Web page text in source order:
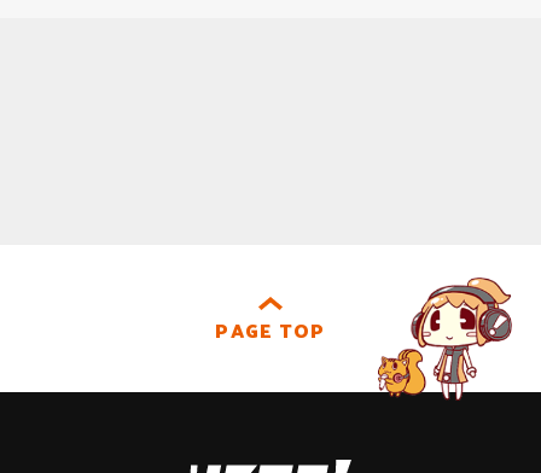
PAGE TOP